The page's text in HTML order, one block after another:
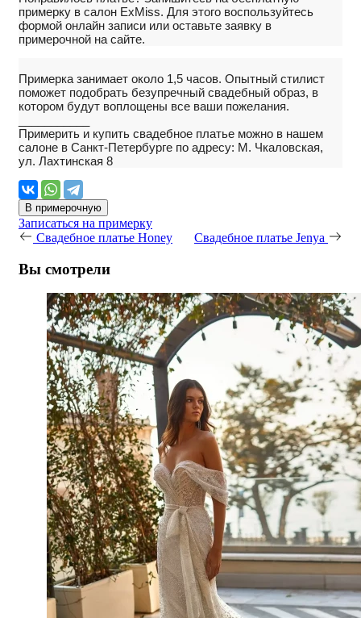
примерку в салон ExMiss. Для этого воспользуйтесь
формой онлайн записи или оставьте заявку в
примерочной на сайте.
Примерка занимает около 1,5 часов. Опытный стилист
поможет подобрать безупречный свадебный образ, в
котором будут воплощены все ваши пожелания.
Примерить и купить свадебное платье можно в нашем
салоне в Санкт-Петербурге по адресу: М. Чкаловская,
ул. Лахтинская 8
В примерочную
Записаться на примерку
Свадебное платье Honey
Свадебное платье Jenya
Вы смотрели